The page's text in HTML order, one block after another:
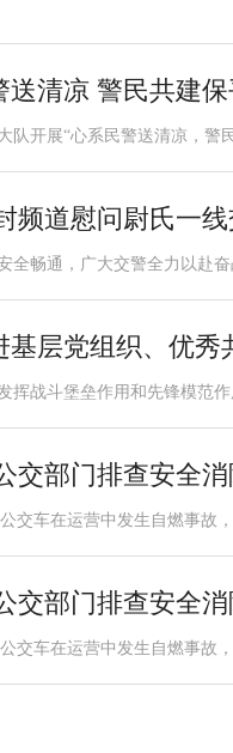
清凉 警民共建
队开展“心系民警送清凉，警
频道慰问尉氏一
全畅通，广大交警全力以赴
层党组织、优秀
挥战斗堡垒作用和先锋模范
交部门排查安全消
交车在运营中发生自燃事故
交部门排查安全消
交车在运营中发生自燃事故